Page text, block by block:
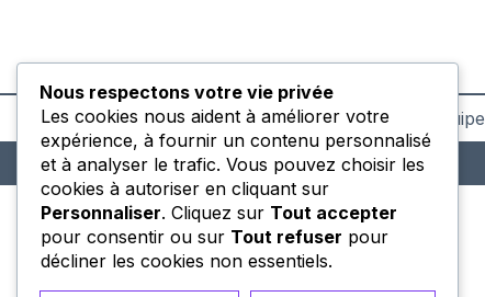
Contact Équipe
Nous respectons votre vie privée
Les cookies nous aident à améliorer votre
expérience, à fournir un contenu personnalisé
et à analyser le trafic. Vous pouvez choisir les
cookies à autoriser en cliquant sur
Personnaliser. Cliquez sur Tout accepter
pour consentir ou sur Tout refuser pour
décliner les cookies non essentiels.